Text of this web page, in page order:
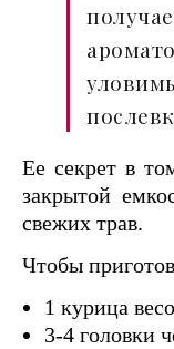
Ее секрет в том, что она запекается в плотно
закрытой
свежих трав.
Чтобы
1 курица
3-4 головки